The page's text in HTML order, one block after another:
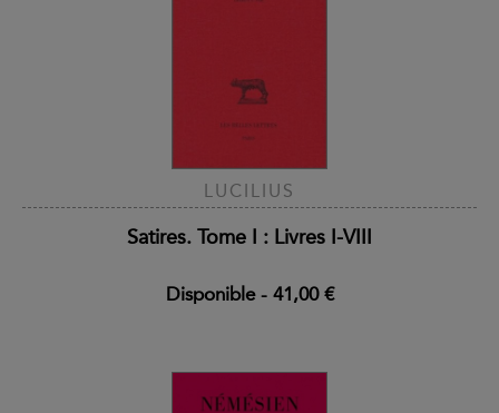
LUCILIUS
Satires. Tome I : Livres I-VIII
Disponible- 41,00 €